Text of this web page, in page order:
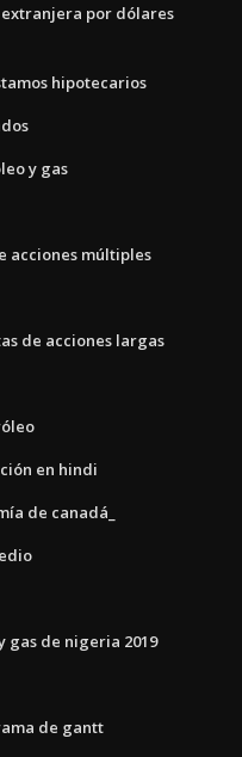
por dólares
hipotecarios
y gas
acciones múltiples
de acciones largas
en hindi
de canadá_
de nigeria 2019
de gantt